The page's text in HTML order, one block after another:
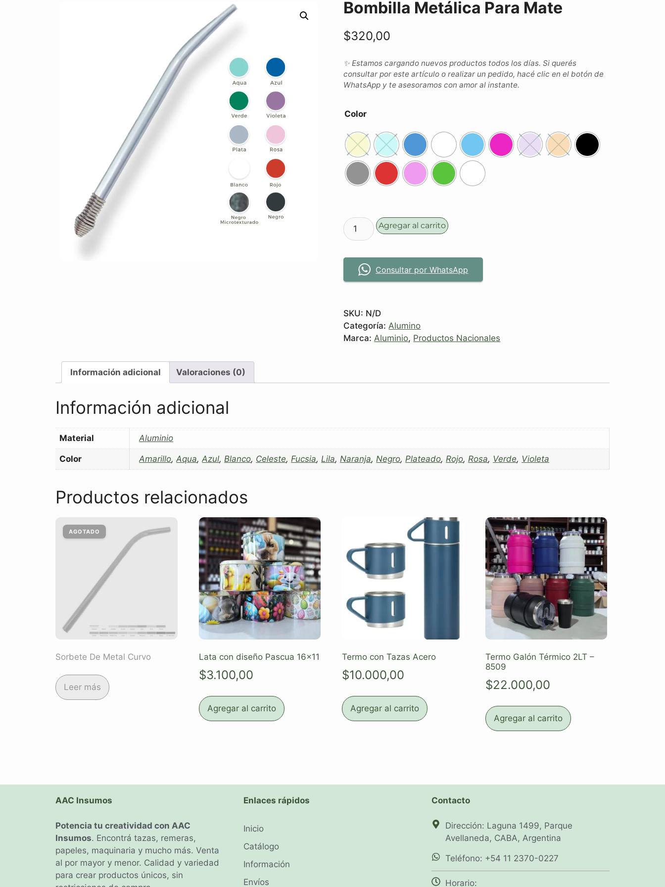
Bombilla Metálica Para Mate
$320,00
✨ Estamos cargando nuevos productos todos los días. Si querés
consultar por este artículo o realizar un pedido, hacé clic en el botón de
WhatsApp y te asesoramos con amor al instante.
Color
Agregar al carrito
Consultar por WhatsApp
SKU: N/D
Categoría:Alumino
Marca:Aluminio, Productos Nacionales
Información adicional Valoraciones (0)
Información adicional
Material Aluminio
Color Amarillo,Aqua,Azul, Blanco, Celeste, Fucsia, Lila, Naranja, Negro, Plateado, Rojo, Rosa, Verde, Violeta
Productos relacionados
Sorbete De Metal Curvo
Leer más
Lata con diseño Pascua 16×11
$3.100,00
Agregar al carrito
Termo con Tazas Acero
$10.000,00
Agregar al carrito
Termo Galón Térmico 2LT –
8509
$22.000,00
Agregar al carrito
AAC Insumos
Potencia tu creatividad con AAC
Insumos. Encontrá tazas, remeras,
papeles, maquinaria y mucho más. Venta
al por mayor y menor. Calidad y variedad
para crear productos únicos, sin
Enlaces rápidos
Inicio
Catálogo
Información
Envíos
Contacto
Dirección: Laguna 1499, Parque
Avellaneda, CABA, Argentina
Teléfono: +54 11 2370-0227
Horario: